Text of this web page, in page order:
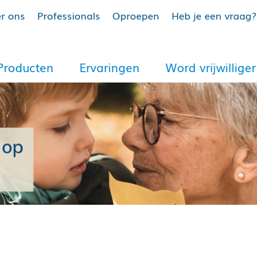
ons Professionals Oproepen Heb je een vraag?
Ervaringen Word vrijwilliger